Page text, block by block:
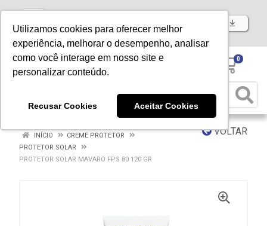
Utilizamos cookies para oferecer melhor
experiência, melhorar o desempenho, analisar
como você interage em nosso site e
personalizar conteúdo.
Recusar Cookies Aceitar Cookies
Baixe já nosso APP
0
VOLTAR
INÍCIO
CREME PROTETOR
PROTETOR SOLAR
PROTETOR SOLAR MAVARO FPS 80 120 GR